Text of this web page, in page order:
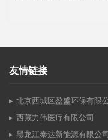
友情链接
北京西城区盈盛环保有限
西藏力伟医疗有限公司
黑龙江泰达新能源有限公司